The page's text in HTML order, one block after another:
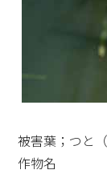
被害葉；つと
作物名